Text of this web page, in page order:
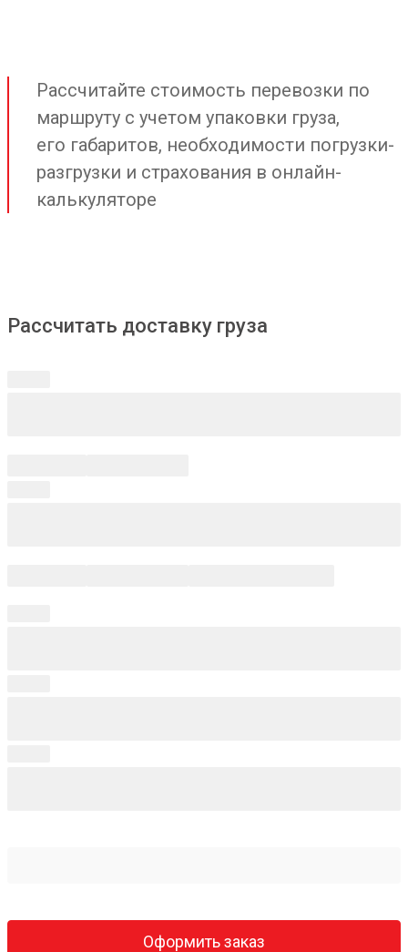
Рассчитайте стоимость перевозки по
маршруту с учетом упаковки груза,
его габаритов, необходимости погрузки-
разгрузки и страхования в онлайн-
калькуляторе
Рассчитать доставку груза
Оформить заказ